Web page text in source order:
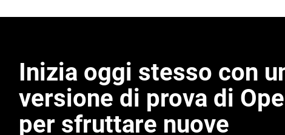
Inizia oggi stesso con
versione di prova di
per sfruttare nuove